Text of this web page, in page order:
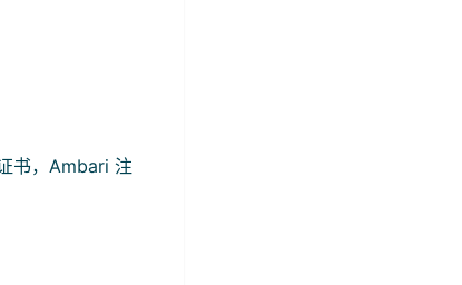
书，Ambari 注